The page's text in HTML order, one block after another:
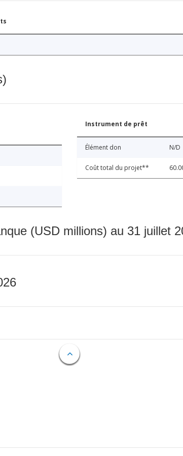
Instrument de prêt
Élément don N/D
Coût total du projet**
(USD millions) au 31 juillet